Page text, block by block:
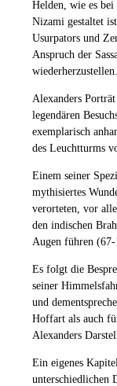
Helden, wie es
Nizami gestaltet
Usurpators und
Anspruch der
wiederherzustellen.
Alexanders
legendären
exemplarisch
des Leuchtturms
Einem seiner
mythisiertes
verorteten, vor
den indischen
Augen führen (67-
Es folgt die
seiner
und
Hoffart als auch
Alexanders
Ein eigenes
unterschiedlichen